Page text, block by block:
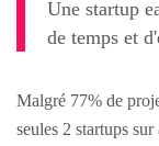
Une startup
de temps et
Malgré 77% de
seules 2 startups